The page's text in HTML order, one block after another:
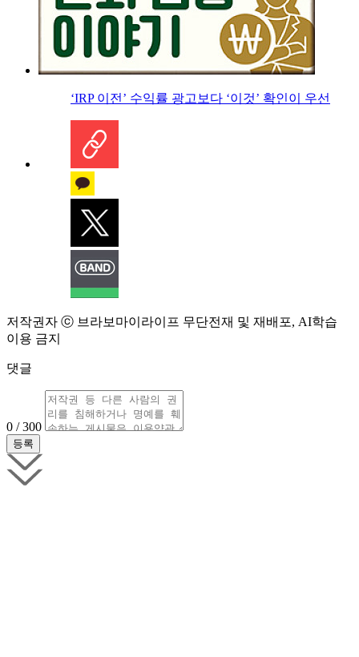
‘IRP 이전’ 수익률 광고보다 ‘이것’ 확인이 우선
저작권자 ⓒ 브라보마이라이프 무단전재 및 재배포, AI학습
이용 금지
댓글
0 / 300